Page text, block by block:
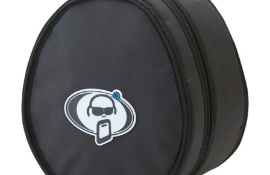
ドラム パーカッション
電子ピアノ
管楽器
アンプ エフェクター